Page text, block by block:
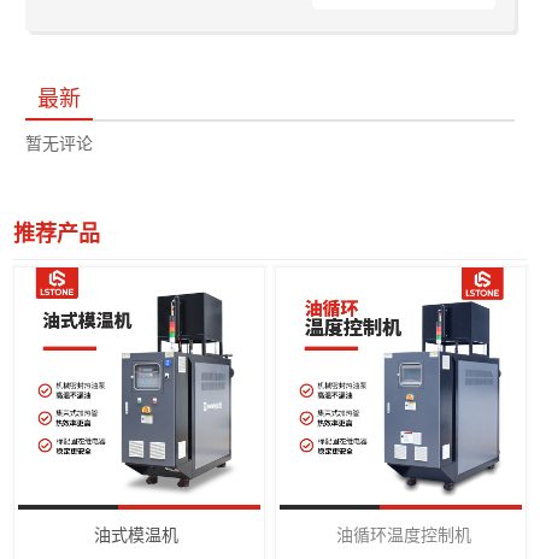
最新
暂无评论
推荐产品
油式模温机 油循环温度控制机